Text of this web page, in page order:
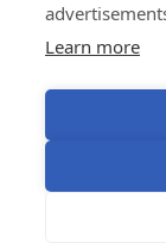
Learn more
Política de